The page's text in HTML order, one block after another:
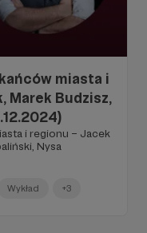
miasta i
Marek Budzisz,
i regionu – Jacek
Nysa
Wykład +3